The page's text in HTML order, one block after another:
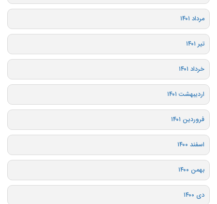
مرداد ۱۴۰۱
تیر ۱۴۰۱
خرداد ۱۴۰۱
اردیبهشت ۱۴۰۱
فروردین ۱۴۰۱
اسفند ۱۴۰۰
بهمن ۱۴۰۰
دی ۱۴۰۰